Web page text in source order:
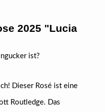
2025 "Lucia
ist?
Dieser Rosé ist eine
Routledge. Das